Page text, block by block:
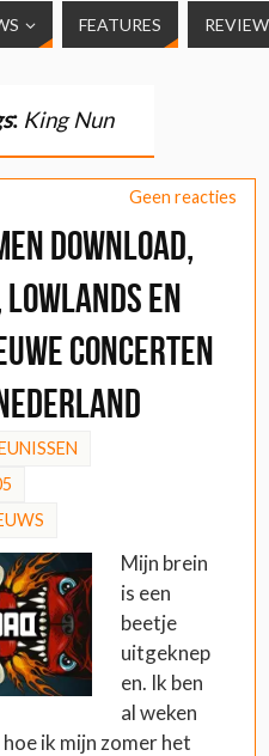
FEATURES
: King Nun
Geen reacties
Download,
Lowlands en
concerten
Mijn brein
is een
beetje
uitgeknep
en. Ik ben
al weken
ik mijn zomer het